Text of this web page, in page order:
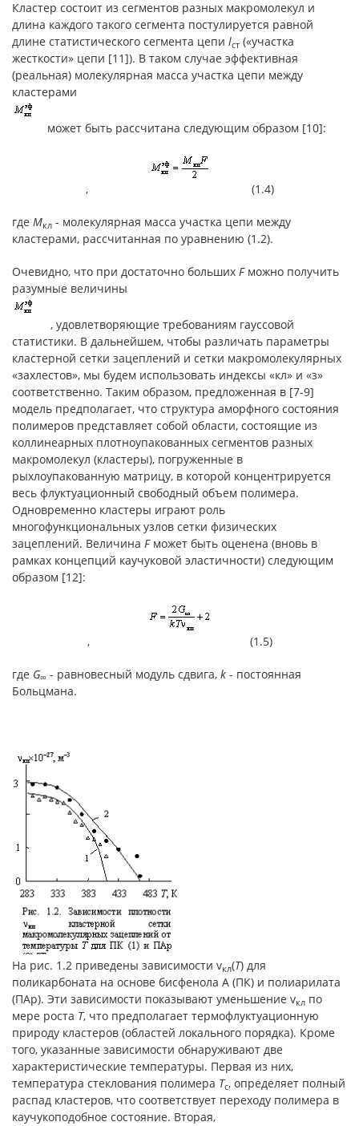
Кластер состоит из сегментов разных макромолекул и
длина каждого такого сегмента постулируется равной
длине статистического сегмента цепи lст («участка
жесткости» цепи [11]). В таком случае эффективная
(реальная) молекулярная масса участка цепи между
кластерами
может быть рассчитана следующим образом [10]:
, (1.4)
где Мкл - молекулярная масса участка цепи между
кластерами, рассчитанная по уравнению (1.2).
Очевидно, что при достаточно больших Fможно получить
разумные величины
, удовлетворяющие требованиям гауссовой
статистики. В дальнейшем, чтобы различать параметры
кластерной сетки зацеплений и сетки макромолекулярных
«захлестов», мы будем использовать индексы «кл» и «з»
соответственно. Таким образом, предложенная в [7-9]
модель предполагает, что структура аморфного состояния
полимеров представляет собой области, состоящие из
коллинеарных плотноупакованных сегментов разных
макромолекул (кластеры), погруженные в
рыхлоупакованную матрицу, в которой концентрируется
весь флуктуационный свободный объем полимера.
Одновременно кластеры играют роль
многофункциональных узлов сетки физических
зацеплений. Величина Fможет быть оценена (вновь в
рамках концепций каучуковой эластичности) следующим
образом [12]:
, (1.5)
где G∞ - равновесный модуль сдвига, k - постоянная
Больцмана.
На рис. 1.2 приведены зависимости vкл(Т) для
поликарбоната на основе бисфенола А (ПК) и полиарилата
(ПАр). Эти зависимости показывают уменьшение vкл по
мере роста Т, что предполагает термофлуктуационную
природу кластеров (областей локального порядка). Кроме
того, указанные зависимости обнаруживают две
характеристические температуры. Первая из них,
температура стеклования полимера Тс, определяет полный
распад кластеров, что соответствует переходу полимера в
каучукоподобное состояние. Вторая,